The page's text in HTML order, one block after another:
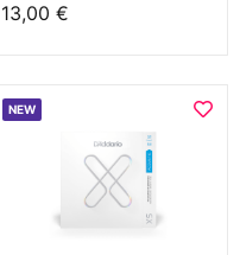
13,00 €
NEW